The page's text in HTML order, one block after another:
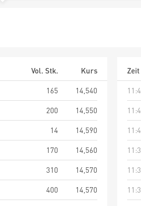
Vol. Stk.
Kurs
165
14,540
200
14,550
14
14,590
170
14,560
310
14,570
400
14,570
Zeit